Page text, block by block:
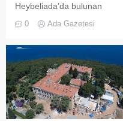
Heybeliada’da bulunan
çatısında, tamirat
yoğun duman paniğe neden
olurken, itfaiye ekipleri
yangına hızla müdahale etti.
0 Ada Gazetesi